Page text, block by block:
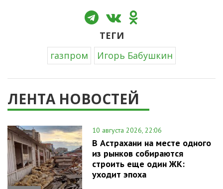
ТЕГИ
газпром
Игорь Бабушкин
ЛЕНТА НОВОСТЕЙ
10 августа 2026, 22:06
В Астрахани на месте одного
из рынков собираются
строить еще один ЖК:
уходит эпоха